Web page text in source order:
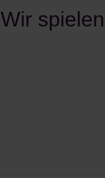
Wir